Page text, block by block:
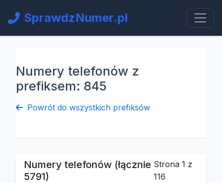
SprawdzNumer.pl
Numery telefonów z
prefiksem: 845
Powrót do wszystkich prefiksów
Numery telefonów (łącznie
5791)
Strona 1 z
116